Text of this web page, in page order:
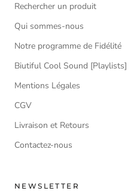
Rechercher un produit
Qui sommes-nous
Notre programme de Fidélité
Biutiful Cool Sound [Playlists]
Mentions Légales
CGV
Livraison et Retours
Contactez-nous
NEWSLETTER